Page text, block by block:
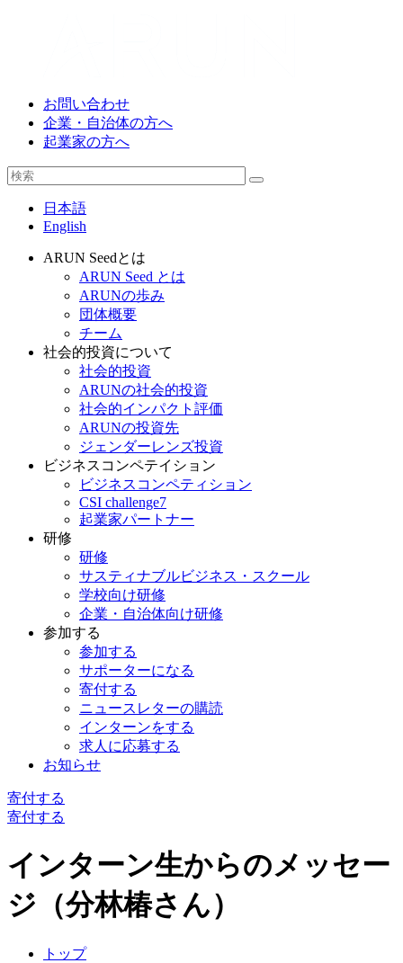
お問い合わせ
企業・自治体の方へ
起業家の方へ
日本語
English
ARUN Seedとは
ARUN Seed とは
ARUNの歩み
団体概要
チーム
社会的投資について
社会的投資
ARUNの社会的投資
社会的インパクト評価
ARUNの投資先
ジェンダーレンズ投資
ビジネスコンペテイション
ビジネスコンペティション
CSI challenge7
起業家パートナー
研修
研修
サスティナブルビジネス・スクール
学校向け研修
企業・自治体向け研修
参加する
参加する
サポーターになる
寄付する
ニュースレターの購読
インターンをする
求人に応募する
お知らせ
寄付する
寄付する
インターン生からのメッセー
ジ（分林椿さん）
トップ